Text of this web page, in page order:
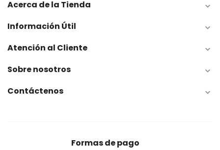
Acerca de la Tienda 
Información Útil 
Atención al Cliente 
Sobre nosotros 
Contáctenos 
Formas de pago